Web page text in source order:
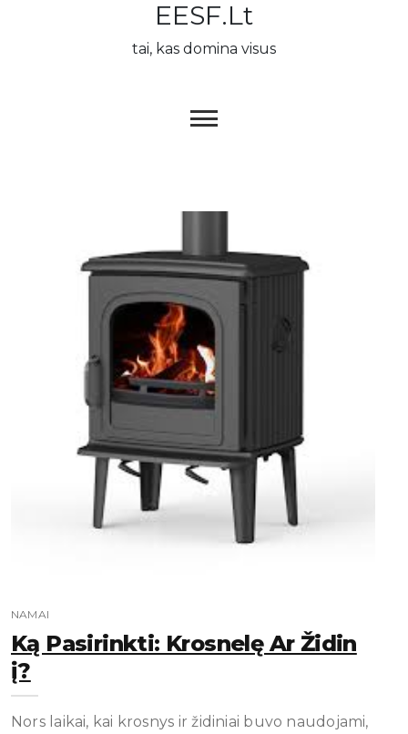
EESF.lt
tai, kas domina visus
NAMAI
Ką Pasirinkti: Krosnelę Ar Židin
Į?
Nors laikai, kai krosnys ir židiniai buvo naudojami,